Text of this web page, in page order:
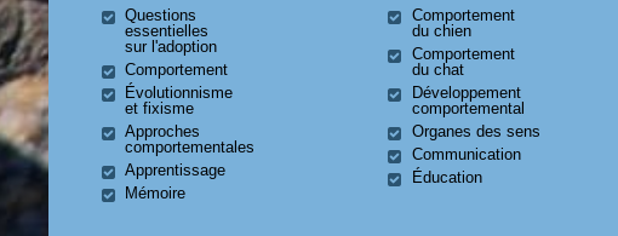
Questions
essentielles
sur l'adoption
Comportement
Évolutionnisme
et fixisme
Approches
comportementales
Apprentissage
Mémoire
Comportement
du chien
Comportement
du chat
Développement
comportemental
Organes des sens
Communication
Éducation